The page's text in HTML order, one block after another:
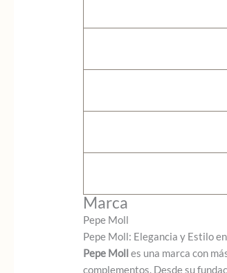
Marca
Pepe Moll
Pepe Moll: Elegancia y Estilo
Pepe Molles una marca con
complementos. Desde su